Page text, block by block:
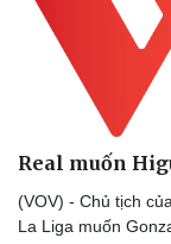
Real muốn
(VOV) - Chủ tịch
La Liga muốn